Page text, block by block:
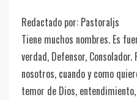
Redactado por: Pastoraljs
Tiene muchos nombres. Es
verdad, Defensor,
nosotros, cuando y como
temor de Dios,